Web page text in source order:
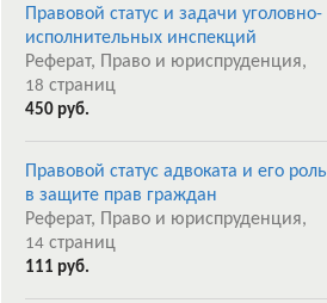
Правовой статус и задачи уголовно-
исполнительных инспекций
Реферат, Право и юриспруденция,
18 страниц
450 руб.
Правовой статус адвоката и его роль
в защите прав граждан
Реферат, Право и юриспруденция,
14 страниц
111 руб.